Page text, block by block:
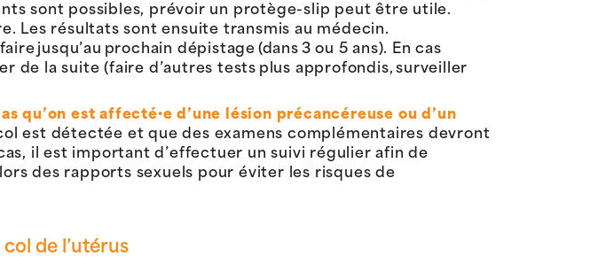
sont possibles, prévoir un protège-slip peut être utile.
Les résultats sont ensuite transmis au médecin.
jusqu’au prochain dépistage (dans 3 ou 5 ans). En cas
de la suite (faire d’autres tests plus approfondis, surveiller
est affecté·e d’une lésion précancéreuse ou d’un
est détectée et que des examens complémentaires devront
il est important d’effectuer un suivi régulier afin de
des rapports sexuels pour éviter les risques de
de l’utérus